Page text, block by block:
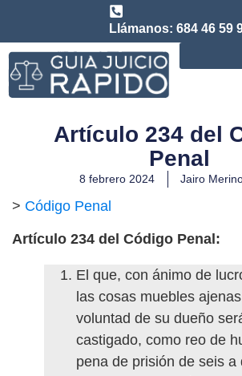
Llámanos: 684 46 59
Artículo 234 del
Penal
8 febrero 2024 Jairo
> Código Penal
Artículo 234 del Código Penal:
El que, con ánimo de
las cosas muebles
voluntad de su dueño
castigado, como reo de
pena de prisión de seis a